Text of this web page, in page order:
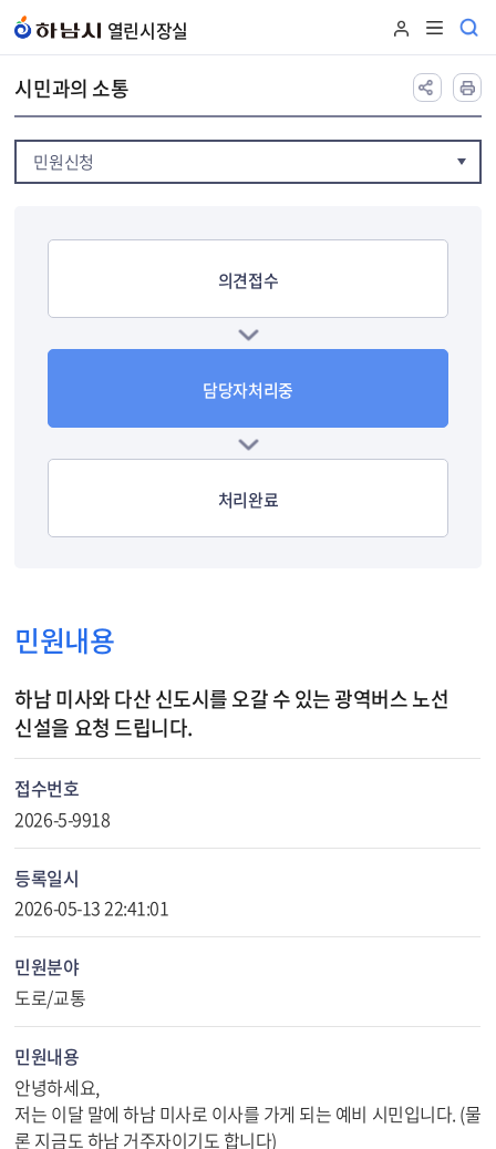
열린시장실
시민과의 소통
민원신청
의견접수
담당자처리중
처리완료
민원내용
하남 미사와 다산 신도시를 오갈 수 있는 광역버스 노선
신설을 요청 드립니다.
접수번호
2026-5-9918
등록일시
2026-05-13 22:41:01
민원분야
도로/교통
민원내용
안녕하세요,
저는 이달 말에 하남 미사로 이사를 가게 되는 예비 시민입니다. (물
론 지금도 하남 거주자이기도 합니다)